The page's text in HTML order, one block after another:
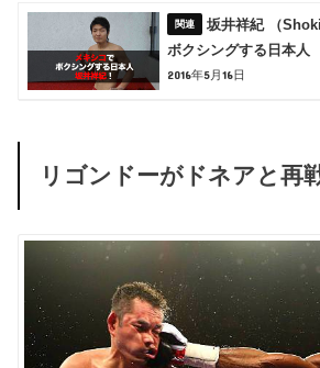
坂井祥紀 （
ボクシングする日本人
2016年5月16日
リゴンドーがドネアと再